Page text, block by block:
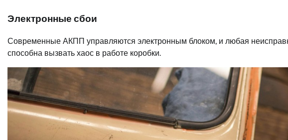
Электронные сбои
Современные АКПП управляются электронным блоком, и любая
способна вызвать хаос в работе коробки.